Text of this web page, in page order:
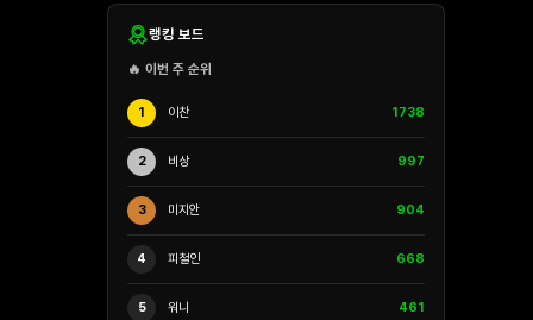
랭킹 보드
🔥 이번 주 순위
1 이찬 1738
2 비상 997
3 미지안 904
4 피철인 668
5 워니 461